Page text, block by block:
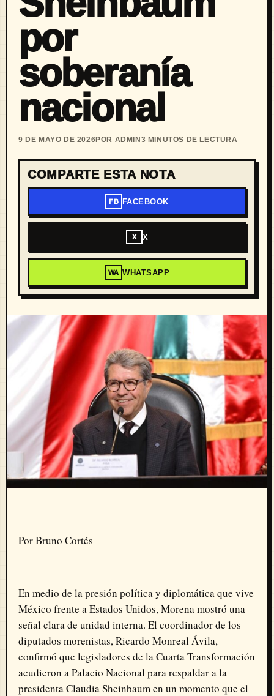
por
soberanía
nacional
9 DE MAYO DE 2026POR ADMIN 3 MINUTOS DE LECTURA
COMPARTE ESTA NOTA
FB FACEBOOK
X X
WA WHATSAPP
Por Bruno Cortés
En medio de la presión política y diplomática que vive
México frente a Estados Unidos, Morena mostró una
señal clara de unidad interna. El coordinador de los
diputados morenistas, Ricardo Monreal Ávila,
confirmó que legisladores de la Cuarta Transformación
acudieron a Palacio Nacional para respaldar a la
presidenta Claudia Sheinbaum en un momento que el